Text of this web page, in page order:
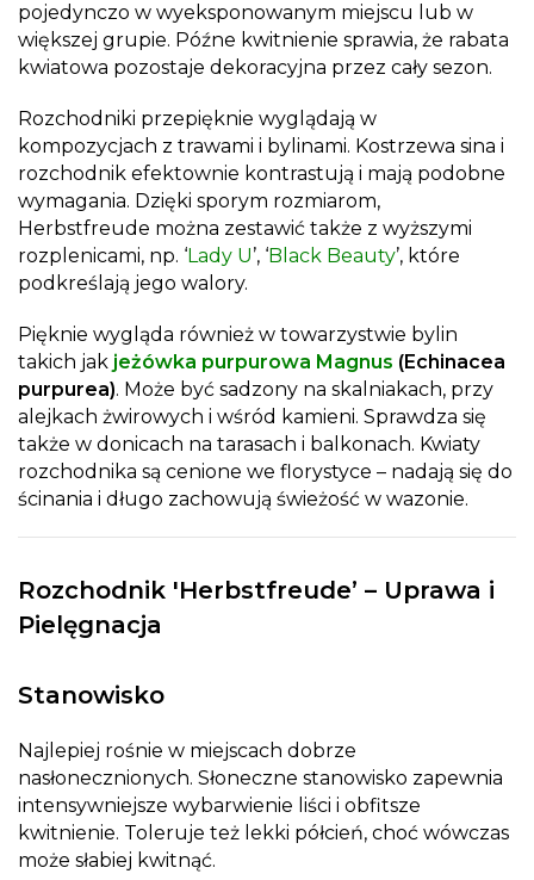
pojedynczo w wyeksponowanym miejscu lub w
większej grupie. Późne kwitnienie sprawia, że rabata
kwiatowa pozostaje dekoracyjna przez cały sezon.
Rozchodniki przepięknie wyglądają w
kompozycjach z trawami i bylinami. Kostrzewa sina i
rozchodnik efektownie kontrastują i mają podobne
wymagania. Dzięki sporym rozmiarom,
Herbstfreude można zestawić także z wyższymi
rozplenicami, np. ‘Lady U’, ‘Black Beauty’, które
podkreślają jego walory.
Pięknie wygląda również w towarzystwie bylin
takich jak jeżówka purpurowa Magnus (Echinacea
purpurea). Może być sadzony na skalniakach, przy
alejkach żwirowych i wśród kamieni. Sprawdza się
także w donicach na tarasach i balkonach. Kwiaty
rozchodnika są cenione we florystyce – nadają się do
ścinania i długo zachowują świeżość w wazonie.
Rozchodnik 'Herbstfreude’ – Uprawa i
Pielęgnacja
Stanowisko
Najlepiej rośnie w miejscach dobrze
nasłonecznionych. Słoneczne stanowisko zapewnia
intensywniejsze wybarwienie liści i obfitsze
kwitnienie. Toleruje też lekki półcień, choć wówczas
może słabiej kwitnąć.